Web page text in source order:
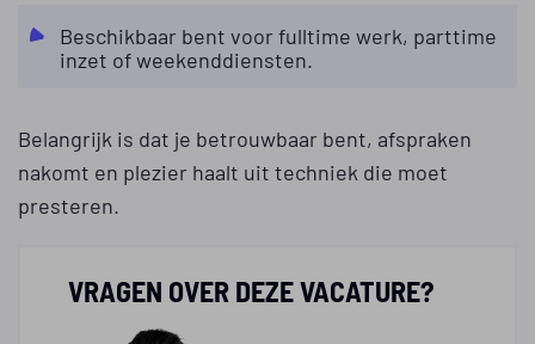
Beschikbaar bent voor fulltime werk, parttime
inzet of weekenddiensten.
Belangrijk is dat je betrouwbaar bent, afspraken
nakomt en plezier haalt uit techniek die moet
presteren.
VRAGEN OVER DEZE VACATURE?